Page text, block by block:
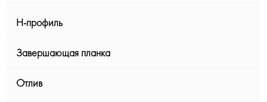
Н-профиль
Завершающая планка
Отлив